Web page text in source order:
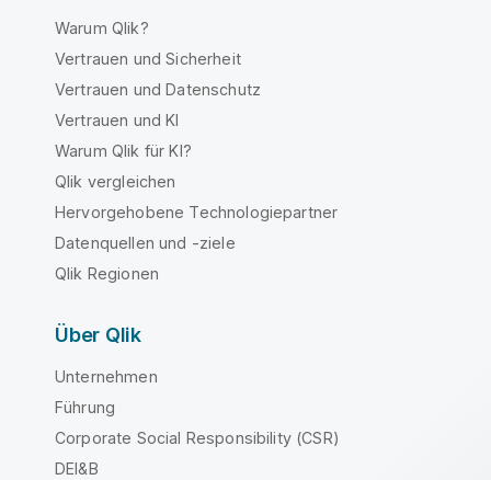
Warum Qlik?
Vertrauen und Sicherheit
Vertrauen und Datenschutz
Vertrauen und KI
Warum Qlik für KI?
Qlik vergleichen
Hervorgehobene Technologiepartner
Datenquellen und -ziele
Qlik Regionen
Über Qlik
Unternehmen
Führung
Corporate Social Responsibility (CSR)
DEI&B